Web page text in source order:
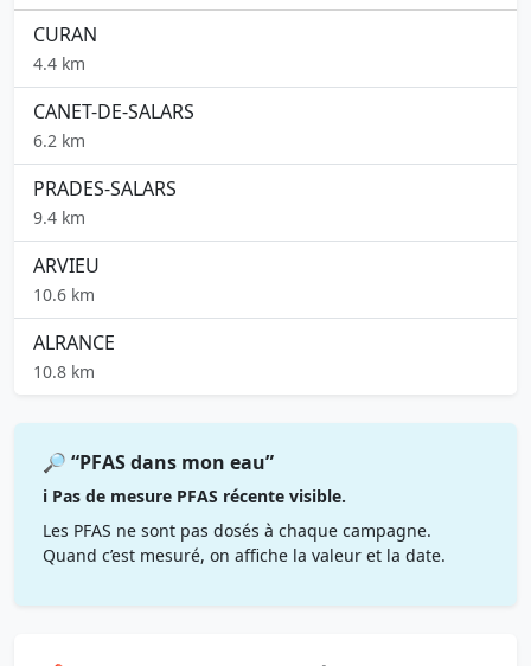
CURAN
4.4 km
CANET-DE-SALARS
6.2 km
PRADES-SALARS
9.4 km
ARVIEU
10.6 km
ALRANCE
10.8 km
🔎 “PFAS dans mon eau”
ℹ️ Pas de mesure PFAS récente visible.
Les PFAS ne sont pas dosés à chaque campagne.
Quand c’est mesuré, on affiche la valeur et la date.